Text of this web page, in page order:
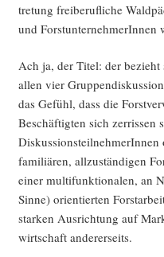
tre­tung frei­be­ruf­li­che
und Forst­un­ter­neh­me­rIn­nen
Ach ja, der Titel: der
allen vier
das Gefühl, dass die
Beschäf­tig­ten sich zer­ris­sen
fami­liä­ren, all­zu­stän­di­gen
einer mul­ti­funk­tio­na­len, an
Sin­ne) ori­en­tier­ten
star­ken Aus­rich­tung auf
wirt­schaft andererseits.